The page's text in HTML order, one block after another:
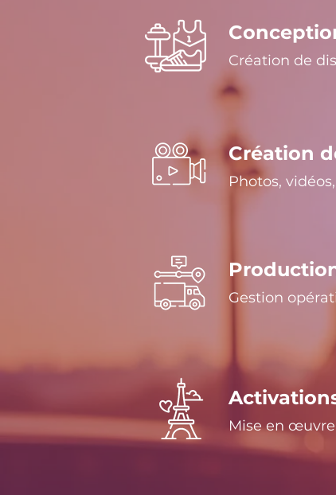
Création de
Création
Photos,
Gestion
Mise en œuvre